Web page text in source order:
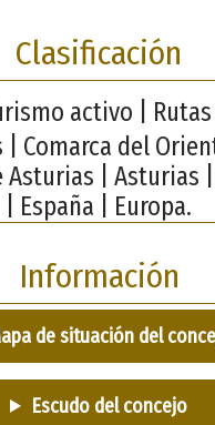
Clasificación
activo |
Comarca del
| Asturias
| España | Europa.
Información
de situación del
Escudo del concejo